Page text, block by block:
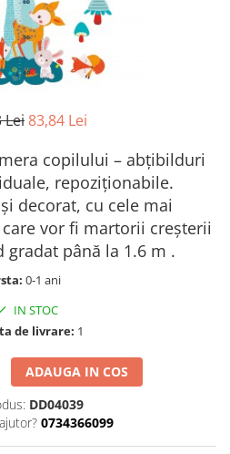
Lei83,84 Lei
copilului – abţibilduri
repoziţionabile.
decorat, cu cele mai
vor fi martorii creșterii
până la 1.6 m .
0-1 ani
IN STOC
de livrare: 1
ADAUGA IN COS
DD04039
0734366099